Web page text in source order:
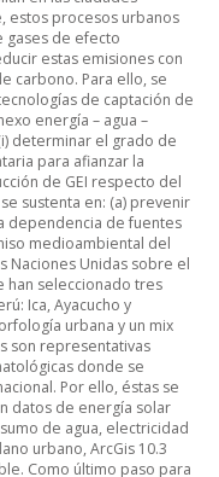
estos procesos urbanos
gases de efecto
estas emisiones con
carbono. Para ello, se
de captación de
energía – agua –
determinar el grado de
para afianzar la
de GEI respecto del
sustenta en: (a) prevenir
dependencia de fuentes
medioambiental del
Naciones Unidas sobre el
han seleccionado tres
Ica, Ayacucho y
urbana y un mix
son representativas
donde se
Por ello, éstas se
datos de energía solar
de agua, electricidad
urbano, ArcGis 10.3
Como último paso para